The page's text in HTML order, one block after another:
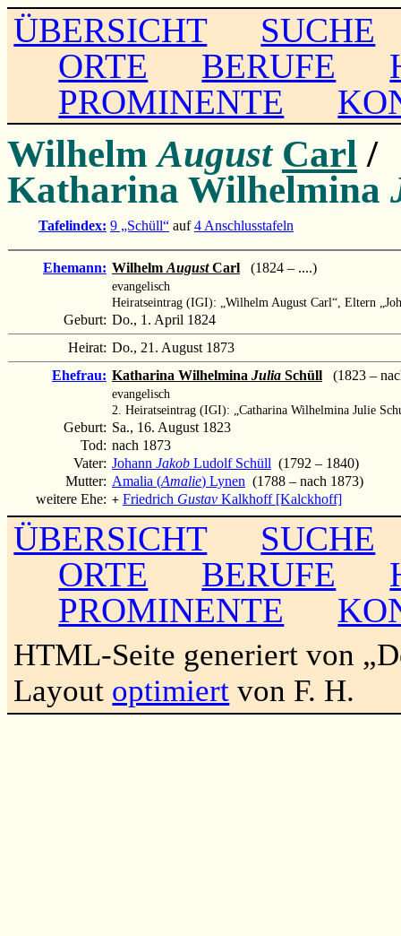
ÜBERSICHT
SUCHE
ORTE
BERUFE
PROMINENTE
WilhelmAugust Carl /
Katharina Wilhelmina
Tafelindex: 9 „Schüll“ auf4 Anschlusstafeln
Ehemann: Wilhelm AugustCarl (1824 – ....)
evangelisch
Heiratseintrag (IGI): „Wilhelm August Carl“, Eltern
Geburt: Do., 1. April 1824
Heirat: Do., 21. August 1873
Ehefrau: Katharina Wilhelmina Julia Schüll (1823 –
evangelisch
2. Heiratseintrag (IGI): „Catharina Wilhelmina Julie
Geburt: Sa., 16. August 1823
Tod: nach 1873
Vater: Johann Jakob Ludolf Schüll (1792 – 1840)
Mutter: Amalia (Amalie) Lynen (1788 – nach 1873)
weitere Ehe: + Friedrich Gustav Kalkhoff [Kalckhoff]
ÜBERSICHT
SUCHE
ORTE
BERUFE
PROMINENTE
HTML-Seite generiert von
Layout optimiert von F. H.